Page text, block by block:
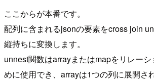
ここからが本番です。
配列に含まれるjsonの要素をcross join
縦持ちに変換します。
unnest関数はarrayまたはmapをリレー
めに使用でき、arrayは1つの列に展開さ